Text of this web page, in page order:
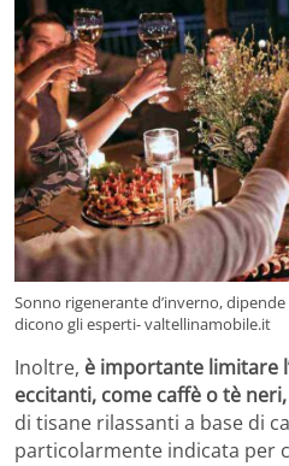
Sonno rigenerante d’inverno, dipende
dicono gli esperti- valtellinamobile.it
Inoltre, è importante limitare
eccitanti, come caffè o tè
di tisane rilassanti a base di
particolarmente indicata per